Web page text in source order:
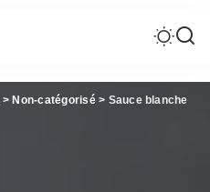
> Non-catégorisé> Sauce blanche